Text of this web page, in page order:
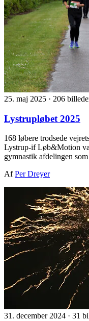
25. maj 2025 · 206
Lystrupløbet 2025
168 løbere trodsede
Lystrup-if Løb&Motion
gymnastik afdelingen
AfPer Dreyer
31. december 2024 · 31